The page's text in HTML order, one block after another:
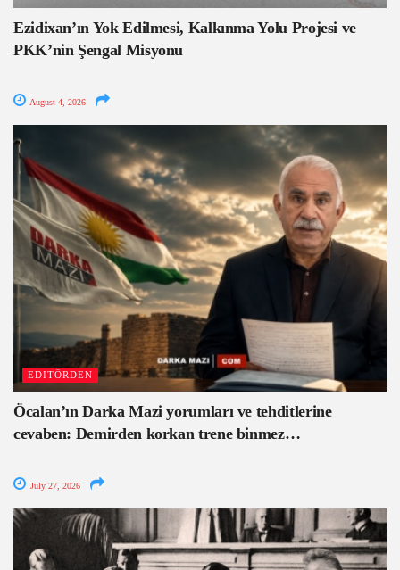
Ezidixan’ın Yok Edilmesi, Kalkınma Yolu Projesi ve
PKK’nin Şengal Misyonu
August 4, 2026
EDITÖRDEN
Öcalan’ın Darka Mazi yorumları ve tehditlerine
cevaben: Demirden korkan trene binmez…
July 27, 2026